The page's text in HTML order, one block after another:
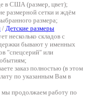
в США (размер, цвет);
размерной сетки и ждём
размера;
/ Детские размеры
несколько складов с
бывают у именных
"спецсерий" или
заказ полностью (в этом
по указанным Вам в
мы продолжаем работу по